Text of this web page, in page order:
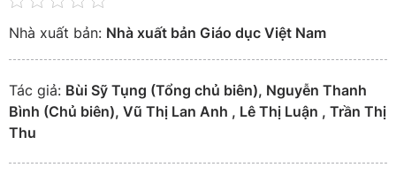
Nhà xuất bản: Nhà xuất bản Giáo dục Việt Nam
Tác giả: Bùi Sỹ Tụng (Tổng chủ biên), Nguyễn Thanh
Bình (Chủ biên), Vũ Thị Lan Anh , Lê Thị Luận , Trần Thị
Thu